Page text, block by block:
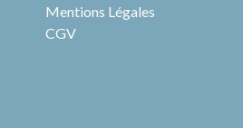
Mentions Légales
CGV